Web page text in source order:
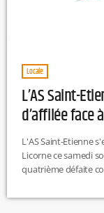
Locale
L’AS Saint-
d’affilée face
L'AS Saint-Etienne
Licorne ce samedi
quatrième défaite
Le club ligérien